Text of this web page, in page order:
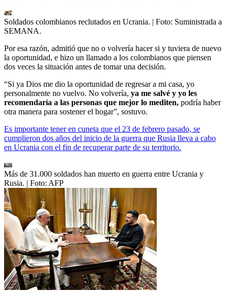
Soldados colombianos reclutados en Ucrania. | Foto: Suministrada a
SEMANA.
Por esa razón, admitió que no o volvería hacer si y tuviera de nuevo
la oportunidad, e hizo un llamado a los colombianos que piensen
dos veces la situación antes de tomar una decisión.
“Si ya Dios me dio la oportunidad de regresar a mi casa, yo
personalmente no vuelvo. No volvería, ya me salvé y yo les
recomendaría a las personas que mejor lo mediten, podría haber
otra manera para sostener el hogar”, sostuvo.
Es importante tener en cuneta que el 23 de febrero pasado, se
cumplieron dos años del inicio de la guerra que Rusia lleva a cabo
en Ucrania con el fin de recuperar parte de su territorio.
Más de 31.000 soldados han muerto en guerra entre Ucrania y
Rusia. | Foto: AFP